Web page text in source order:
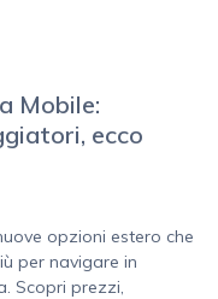
Mobile:
ecco
opzioni estero che
per navigare in
Scopri prezzi,